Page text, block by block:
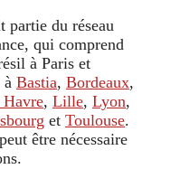
partie du réseau
qui comprend
à Paris et
à Bastia, Bordeaux,
, Lille, Lyon,
et Toulouse.
être nécessaire